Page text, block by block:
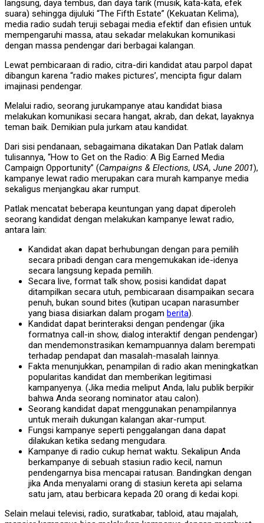
langsung, daya tembus, dan daya tarik (musik, kata-kata, efek
suara) sehingga dijuluki “The Fifth Estate” (Kekuatan Kelima),
media radio sudah teruji sebagai media efektif dan efisien untuk
mempengaruhi massa, atau sekadar melakukan komunikasi
dengan massa pendengar dari berbagai kalangan.
Lewat pembicaraan di radio, citra-diri kandidat atau parpol dapat
dibangun karena “radio makes pictures’, mencipta figur dalam
imajinasi pendengar.
Melalui radio, seorang jurukampanye atau kandidat biasa
melakukan komunikasi secara hangat, akrab, dan dekat, layaknya
teman baik. Demikian pula jurkam atau kandidat.
Dari sisi pendanaan, sebagaimana dikatakan Dan Patlak dalam
tulisannya, “How to Get on the Radio: A Big Earned Media
Campaign Opportunity” (Campaigns & Elections, USA, June 2001),
kampanye lewat radio merupakan cara murah kampanye media
sekaligus menjangkau akar rumput.
Patlak mencatat beberapa keuntungan yang dapat diperoleh
seorang kandidat dengan melakukan kampanye lewat radio,
antara lain:
Kandidat akan dapat berhubungan dengan para pemilih
secara pribadi dengan cara mengemukakan ide-idenya
secara langsung kepada pemilih.
Secara live, format talk show, posisi kandidat dapat
ditampilkan secara utuh, pembicaraan disampaikan secara
penuh, bukan sound bites (kutipan ucapan narasumber
yang biasa disiarkan dalam progam berita).
Kandidat dapat berinteraksi dengan pendengar (jika
formatnya call-in show, dialog interaktif dengan pendengar)
dan mendemonstrasikan kemampuannya dalam berempati
terhadap pendapat dan masalah-masalah lainnya.
Fakta menunjukkan, penampilan di radio akan meningkatkan
popularitas kandidat dan memberikan legitimasi
kampanyenya. (Jika media meliput Anda, lalu publik berpikir
bahwa Anda seorang nominator atau calon).
Seorang kandidat dapat menggunakan penampilannya
untuk meraih dukungan kalangan akar-rumput.
Fungsi kampanye seperti penggalangan dana dapat
dilakukan ketika sedang mengudara.
Kampanye di radio cukup hemat waktu. Sekalipun Anda
berkampanye di sebuah stasiun radio kecil, namun
pendengarnya bisa mencapai ratusan. Bandingkan dengan
jika Anda menyalami orang di stasiun kereta api selama
satu jam, atau berbicara kepada 20 orang di kedai kopi.
Selain melaui televisi, radio, suratkabar, tabloid, atau majalah,